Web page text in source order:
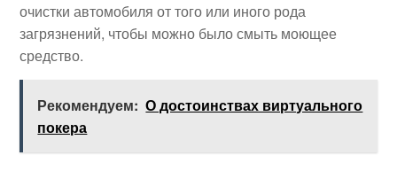
очистки автомобиля от того или иного рода
загрязнений, чтобы можно было смыть моющее
средство.
Рекомендуем: О достоинствах виртуального
покера